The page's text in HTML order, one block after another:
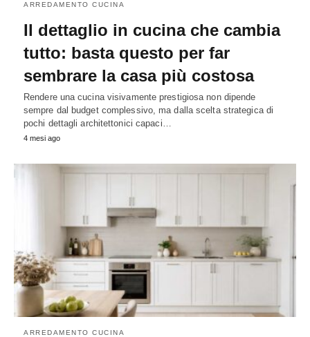
ARREDAMENTO CUCINA
Il dettaglio in cucina che cambia
tutto: basta questo per far
sembrare la casa più costosa
Rendere una cucina visivamente prestigiosa non dipende
sempre dal budget complessivo, ma dalla scelta strategica di
pochi dettagli architettonici capaci…
4 mesi ago
ARREDAMENTO CUCINA